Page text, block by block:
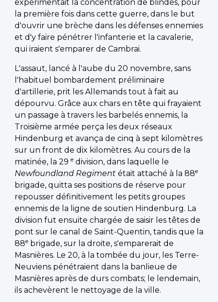
expérimentait la concentration de blindés, pour
la première fois dans cette guerre, dans le but
d'ouvrir une brèche dans les défenses ennemies
et d'y faire pénétrer l'infanterie et la cavalerie,
qui iraient s'emparer de Cambrai.
L'assaut, lancé à l'aube du 20 novembre, sans
l'habituel bombardement préliminaire
d'artillerie, prit les Allemands tout à fait au
dépourvu. Grâce aux chars en tête qui frayaient
un passage à travers les barbelés ennemis, la
Troisième armée perça les deux réseaux
Hindenburg et avança de cinq à sept kilomètres
sur un front de dix kilomètres. Au cours de la
matinée, la 29 e division, dans laquelle le
Newfoundland Regiment était attaché à la 88e
brigade, quitta ses positions de réserve pour
repousser définitivement les petits groupes
ennemis de la ligne de soutien Hindenburg. La
division fut ensuite chargée de saisir les têtes de
pont sur le canal de Saint-Quentin, tandis que la
88e brigade, sur la droite, s'emparerait de
Masnières. Le 20, à la tombée du jour, les Terre-
Neuviens pénétraient dans la banlieue de
Masnières après de durs combats; le lendemain,
ils achevèrent le nettoyage de la ville.